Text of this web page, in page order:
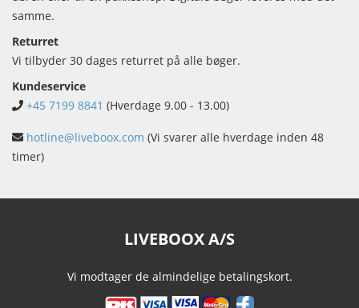
samme.
Returret
Vi tilbyder 30 dages returret på alle bøger.
Kundeservice
+45 7199 8841 (Hverdage 9.00 - 13.00)
hotline@liveboox.com (Vi svarer alle hverdage inden 48
timer)
LIVEBOOX A/S
Vi modtager de almindelige betalingskort.